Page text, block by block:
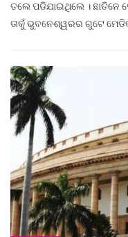
ତଲେ ପଡିଯାଇଥିଲେ । ଛାତିନେ
ତାକୁଁ ଭୁବନେଶ୍ୱରର ଗୁଟେ